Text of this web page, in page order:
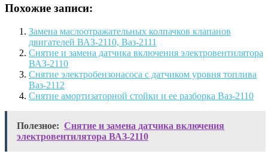
Похожие записи:
Замена маслоотражательных колпачков клапанов
двигателей ВАЗ-2110, Ваз-2111
Снятие и замена датчика включения электровентилятора
ВАЗ-2110
Снятие электробензонасоса с датчиком уровня топлива
Ваз-2112
Снятие амортизаторной стойки и ее разборка Ваз-2110
Полезное: Снятие и замена датчика включения
электровентилятора ВАЗ-2110